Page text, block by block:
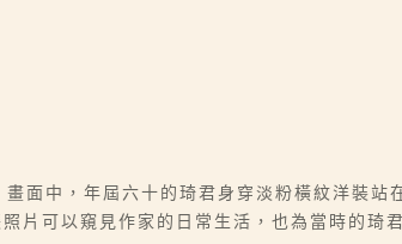
面中，年屆六十的琦君身穿淡粉橫紋洋裝
片可以窺見作家的日常生活，也為當時的琦